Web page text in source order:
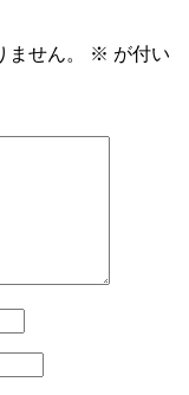
せん。 ※ が付い